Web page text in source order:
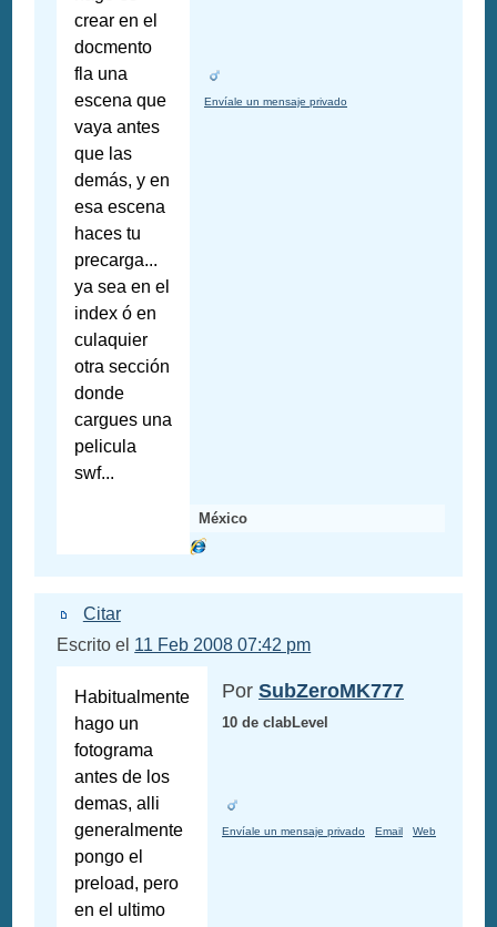
crear en el
docmento
fla una
escena que
vaya antes
que las
demás, y en
esa escena
haces tu
precarga...
ya sea en el
index ó en
culaquier
otra sección
donde
cargues una
pelicula
swf...
Envíale un mensaje privado
México
Citar
Escrito el 11 Feb 2008 07:42 pm
Habitualmente
hago un
fotograma
antes de los
demas, alli
generalmente
pongo el
preload, pero
en el ultimo
Por SubZeroMK777
10 de clabLevel
Envíale un mensaje privado Email Web